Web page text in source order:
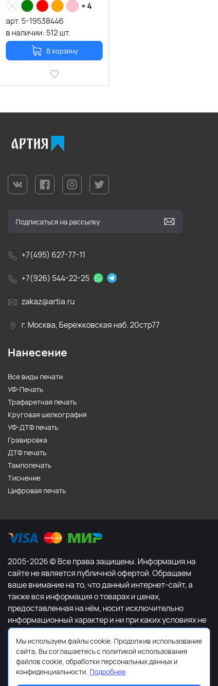
+ 4
арт. 5-19538446
в наличии: 512шт.
В корзину
+7(495) 627-77-11
+7(926) 544-22-25
zakaz@artia.ru
г. Москва, Бережковская наб. 20стр77
Нанесение
Все виды печати
УФ-Печать
Трафаретная печать
Круговая шелкография
УФ-ДТФ печать
Гравировка
ДТФ печать
Тампопечать
Тиснение
Цифровая печать
2005-2026 © Все права защищены. Информация на
сайте не является публичной офертой. Обращаем
ваше внимание на то, что данный интернет-сайт, а
также вся информация о товарах и ценах,
предоставленная на нём, носит исключительно
информационный характер и ни при каких условиях не
является публичной офертой, определяемой
положениями Статьи 437 Гражданского кодекса
Российской Федерации. Для получения подробной
информации о наличии и стоимости указанных
товаров и (или) услуг, пожалуйста, обращайтесь к
Мы используем файлы cookie. Продолжив использование
сайта, Вы соглашаетесь с политикой использования
файлов cookie, обработки персональных данных и
конфиденциальности. Подробнее